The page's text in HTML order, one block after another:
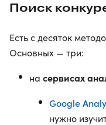
Поиск
Есть с десяток
Основных — три:
на сервисах
Google
нужно